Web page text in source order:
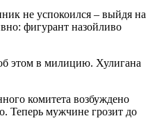
не успокоился – выйдя на
фигурант назойливо
этом в милицию. Хулигана
комитета возбуждено
Теперь мужчине грозит до